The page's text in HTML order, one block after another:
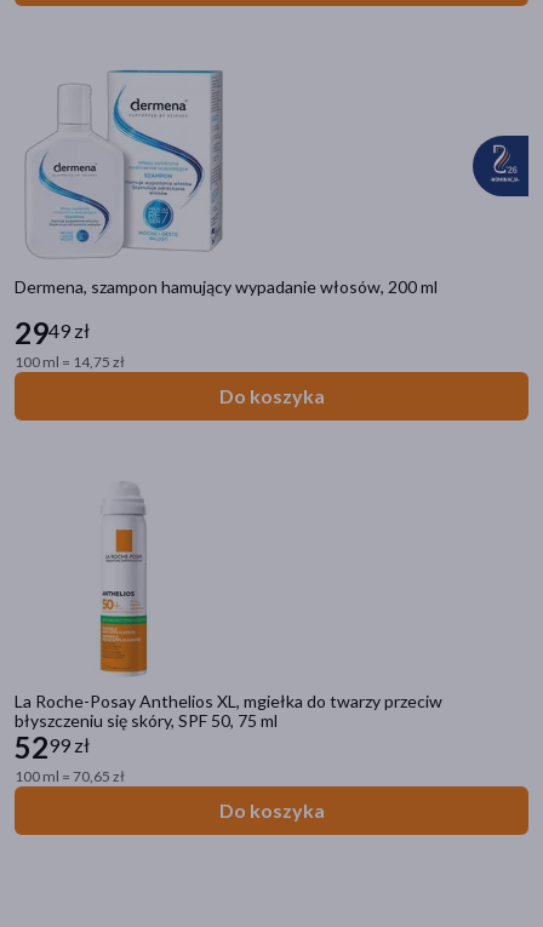
Dermena, szampon hamujący wypadanie włosów, 200 ml
2949 zł
100 ml = 14,75 zł
Do koszyka
La Roche-Posay Anthelios XL, mgiełka do twarzy przeciw
błyszczeniu się skóry, SPF 50, 75 ml
5299 zł
100 ml = 70,65 zł
Do koszyka